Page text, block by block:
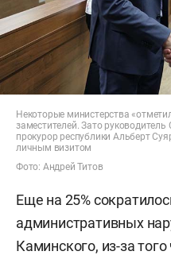
Некоторые министерства
заместителей. Зато
прокурор республики Альберт
личным визитом
Фото: Андрей Титов
Еще на 25%
административных
Каминского, из-за